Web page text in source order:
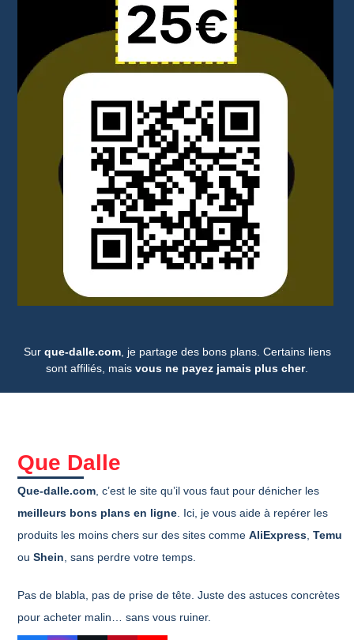
Sur que-dalle.com, je partage des bons plans. Certains liens
sont affiliés, mais vous ne payez jamais plus cher.
Que Dalle
Que-dalle.com , c’est le site qu’il vous faut pour dénicher les
meilleurs bons plans en ligne . Ici, je vous aide à repérer les
produits les moins chers sur des sites commeAliExpress ,Temu
ouShein , sans perdre votre temps.
Pas de blabla, pas de prise de tête. Juste des astuces concrètes
pour acheter malin… sans vous ruiner.